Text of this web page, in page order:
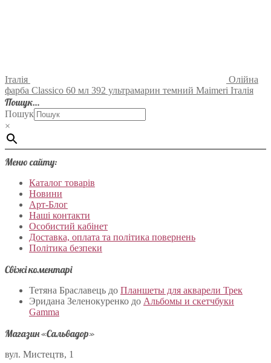
Італія
Олійна
фарба Classico 60 мл 392 ультрамарин темний Maimeri Італія
Пошук…
Пошук
×
Меню сайту:
Каталог товарів
Новини
Арт-Блог
Наші контакти
Особистий кабінет
Доставка, оплата та політика повернень
Політика безпеки
Свіжі коментарі
Тетяна Браславець до Планшеты для акварели Трек
Эридана Зеленокуренко до Альбомы и скетчбуки
Gamma
Магазин «Сальвадор»
вул. Мистецтв, 1